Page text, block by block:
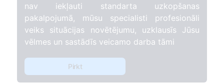
nav iekļauti standarta uzkopšanas
pakalpojumā, mūsu specialisti profesionāli
veiks situācijas novētējumu, uzklausīs Jūsu
vēlmes un sastādīs veicamo darba tāmi
Pirkt